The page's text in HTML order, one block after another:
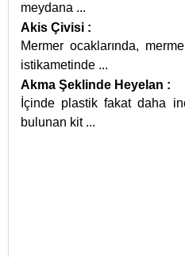
meydana ...
Akis Çivisi :
Mermer ocaklarında,
istikametinde ...
Akma Şeklinde Heyelan :
İçinde plastik fakat daha
bulunan kit ...